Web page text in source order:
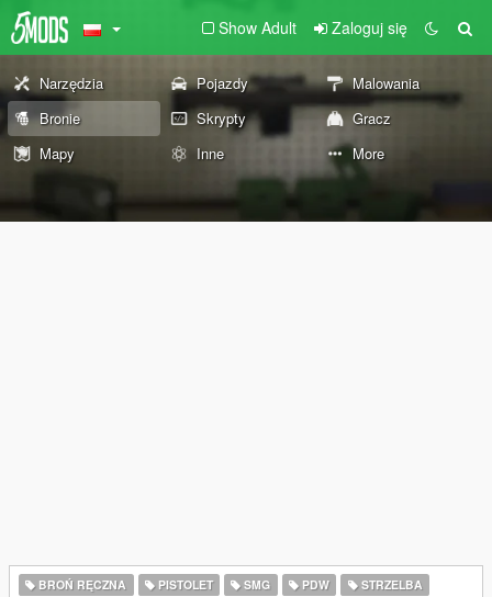
Show Adult Zaloguj się
Narzędzia Pojazdy
Malowania
Bronie
Skrypty
Gracz
Mapy
Inne More
BROŃ RĘCZNA PISTOLET SMG PDW
STRZELBA